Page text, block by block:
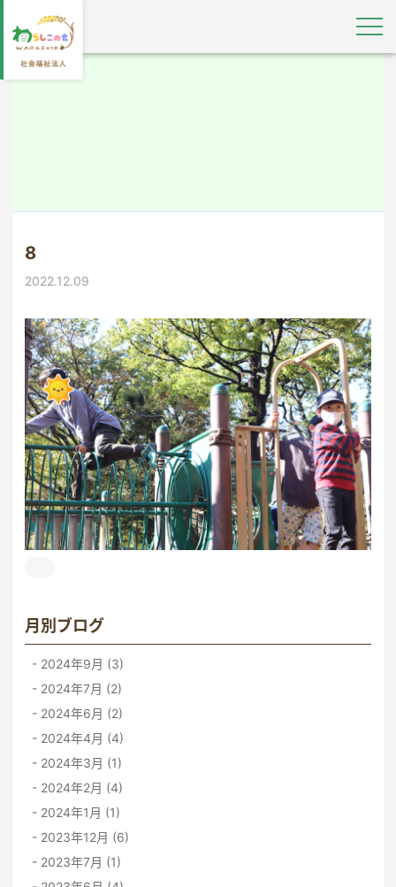
8
2022.12.09
月別ブログ
2024年9月 (3)
2024年7月 (2)
2024年6月 (2)
2024年4月 (4)
2024年3月 (1)
2024年2月 (4)
2024年1月 (1)
2023年12月 (6)
2023年7月 (1)